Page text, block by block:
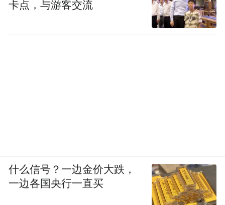
卡点，与游客交流
什么信号？一边金价大跌，
一边各国央行一直买